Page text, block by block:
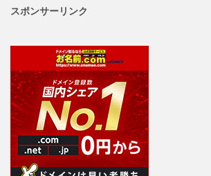
スポンサーリンク